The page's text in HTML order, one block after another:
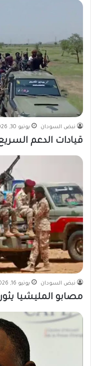
نبض السودان يونيو 30, 2026
قيادات الدعم
نبض السودان يونيو 16, 2026
مصابو المليشيا